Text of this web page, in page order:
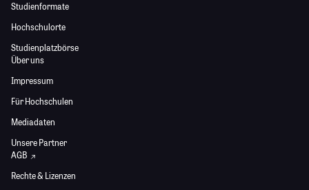
Studienformate
Hochschulorte
Studienplatzbörse
Über uns
Impressum
Für Hochschulen
Mediadaten
Unsere Partner
AGB
Rechte & Lizenzen